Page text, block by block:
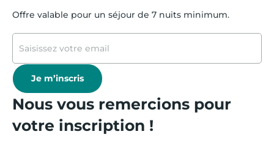
Offre valable pour un séjour de 7 nuits minimum.
Je m’inscris
Nous vous remercions pour
votre inscription !